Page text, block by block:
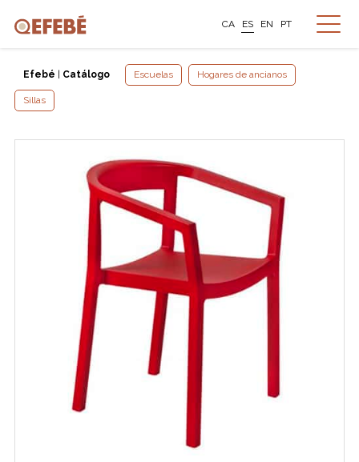
CA ES EN PT
Efebé Catálogo Escuelas Hogares de ancianos
Sillas